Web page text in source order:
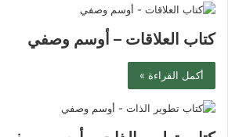
كتاب العلاقات – أوسم وصفي
أكمل القراءة »